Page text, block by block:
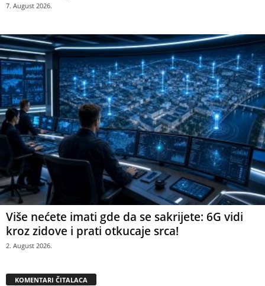
7. August 2026.
Više nećete imati gde da se sakrijete: 6G vidi
kroz zidove i prati otkucaje srca!
2. August 2026.
KOMENTARI ČITALACA